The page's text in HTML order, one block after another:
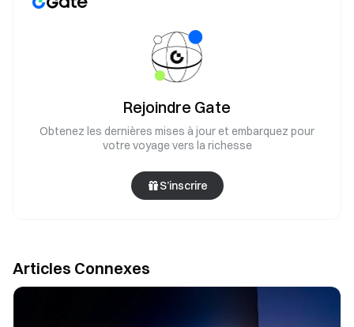
Rejoindre Gate
Obtenez les dernières mises à jour et embarquez pour
votre voyage vers la richesse
S’inscrire
Articles Connexes